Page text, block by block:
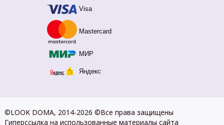
Visa
Mastercard
МИР
Яндекс
©LOOK DOMA, 2014-2026 ©Все права защищены
Гиперссылка на использованные материалы сайта